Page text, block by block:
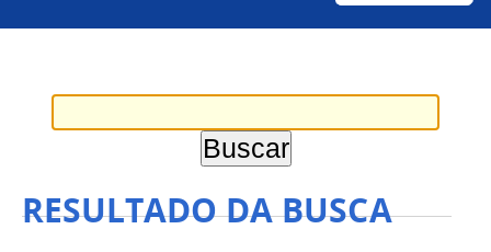
RESULTADO DA BUSCA